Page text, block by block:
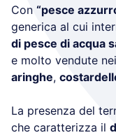
Con “pesce
generica al cui
di pesce di acqua
e molto vendute
aringhe,
La presenza del
che caratterizza il